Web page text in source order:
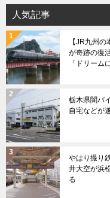
リ
ー
人気記事
【JR九州
が奇跡の復
「ドリーム
栃木県闇バ
自宅などが
やはり撮り
井大空が浜
る